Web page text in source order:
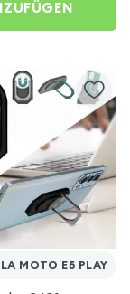
MOTO E5 PLAY